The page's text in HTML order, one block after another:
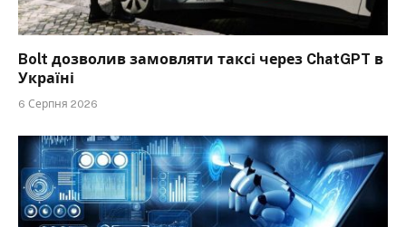
Bolt дозволив замовляти таксі через ChatGPT в
Україні
6 Серпня 2026